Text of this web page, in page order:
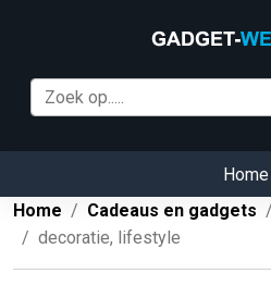
Home
Home
Cadeaus en gadgets
decoratie, lifestyle